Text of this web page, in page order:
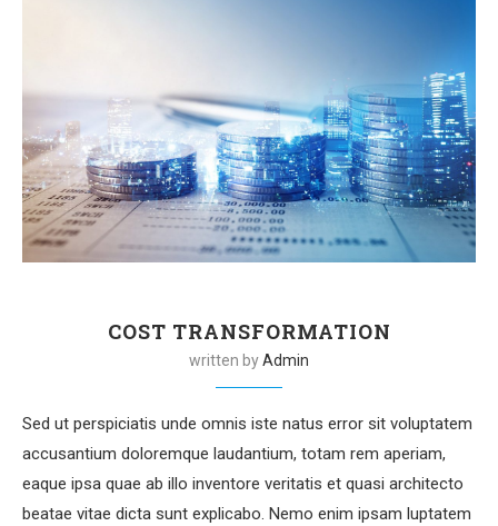
COST TRANSFORMATION
written byAdmin
Sed ut perspiciatis unde omnis iste natus error sit voluptatem
accusantium doloremque laudantium, totam rem aperiam,
eaque ipsa quae ab illo inventore veritatis et quasi architecto
beatae vitae dicta sunt explicabo. Nemo enim ipsam luptatem